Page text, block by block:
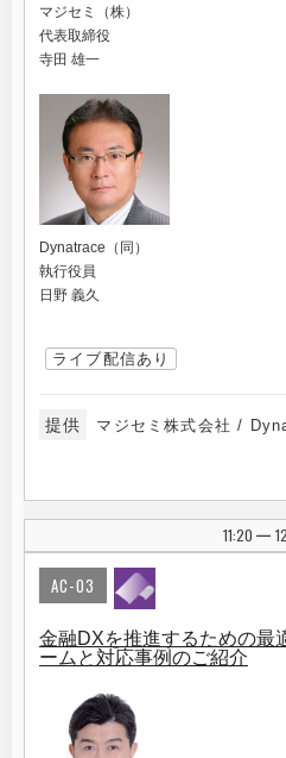
マジセミ（株）
代表取締役
寺田 雄一
Dynatrace（同）
執行役員
日野 義久
ライブ配信あり
提供 マジセミ株式会社 /
11:20 |
AC-03
金融DXを推進するための最
ームと対応事例のご紹介